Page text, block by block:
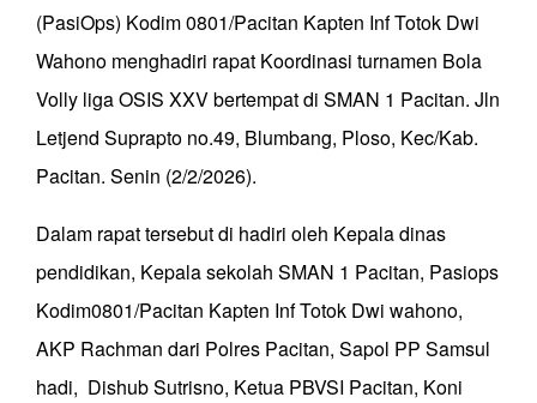
(PasiOps) Kodim 0801/Pacitan Kapten Inf Totok Dwi
Wahono menghadiri rapat Koordinasi turnamen Bola
Volly liga OSIS XXV bertempat di SMAN 1 Pacitan. Jln
Letjend Suprapto no.49, Blumbang, Ploso, Kec/Kab.
Pacitan. Senin (2/2/2026).
Dalam rapat tersebut di hadiri oleh Kepala dinas
pendidikan, Kepala sekolah SMAN 1 Pacitan, Pasiops
Kodim0801/Pacitan Kapten Inf Totok Dwi wahono,
AKP Rachman dari Polres Pacitan, Sapol PP Samsul
hadi, Dishub Sutrisno, Ketua PBVSI Pacitan, Koni